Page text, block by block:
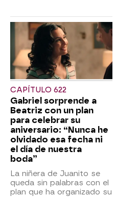
CAPÍTULO 622
Gabriel sorprende a
Beatriz con un plan
para celebrar su
aniversario: “Nunca he
olvidado esa fecha ni
el día de nuestra
boda”
La niñera de Juanito se
queda sin palabras con el
plan que ha organizado su